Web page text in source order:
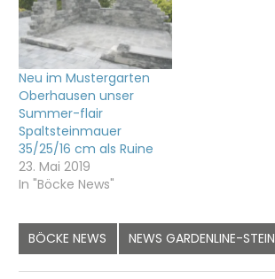
Neu im Mustergarten
Oberhausen unser
Summer-flair
Spaltsteinmauer
35/25/16 cm als Ruine
23. Mai 2019
In "Böcke News"
BÖCKE NEWS NEWS GARDENLINE-